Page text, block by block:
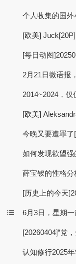
个人收集的国外
[欧美] Juck[20P]
[每日动图
2月21日微语报
2014~2024，仅
[欧美]
今晚又要遭罪了
如何发现欲望强
薛宝钗的性格分
[历史上的今天
6月3日，星期
[20260404]“党
认知修行2025